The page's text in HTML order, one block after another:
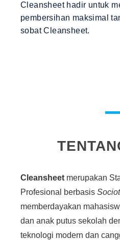
Cleansheet hadir untuk
pembersihan maksimal
sobat Cleansheet.
Cleansheet merupakan
Profesional berbasis
memberdayakan
dan anak putus sekolah
teknologi modern dan